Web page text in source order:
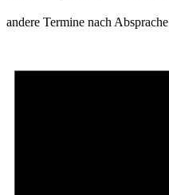
andere Termine nach Absprache